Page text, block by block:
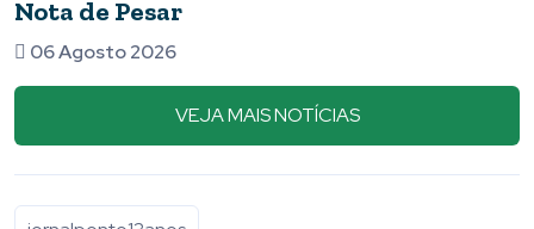
de Pesar
06 Agosto 2026
VEJA MAIS NOTÍCIAS